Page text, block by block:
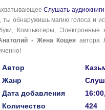
Слушать аудиокниги
обнаружишь магию голоса и
Компьютеры, Электронные
- Жена Кощея автора
Автор
Жанр
Дата добавления
Количество
424